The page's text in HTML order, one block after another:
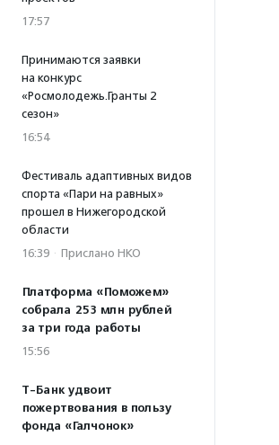
17:57
Принимаются заявки
на конкурс
«Росмолодежь.Гранты 2
сезон»
16:54
Фестиваль адаптивных видов
спорта «Пари на равных»
прошел в Нижегородской
области
16:39 · Прислано НКО
Платформа «Поможем»
собрала 253 млн рублей
за три года работы
15:56
Т-Банк удвоит
пожертвования в пользу
фонда «Галчонок»